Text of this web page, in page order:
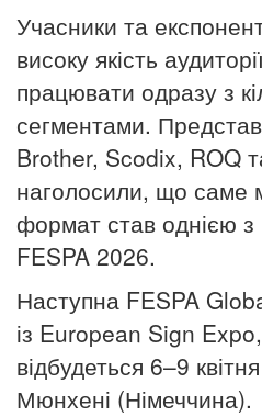
Учасники та
високу якість
працювати одразу з
сегментами.
Brother, Scodix, ROQ
наголосили, що саме
формат став однією з
FESPA 2026.
Наступна FESPA
із European Sign
відбудеться 6–9
Мюнхені (Німеччина).